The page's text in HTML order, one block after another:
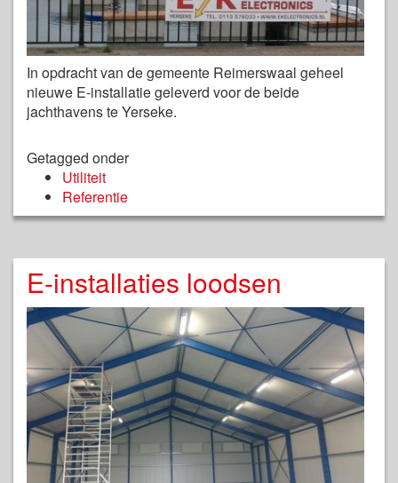
In opdracht van de gemeente Reimerswaal geheel
nieuwe E-installatie geleverd voor de beide
jachthavens te Yerseke.
Getagged onder
Utiliteit
Referentie
E-installaties loodsen